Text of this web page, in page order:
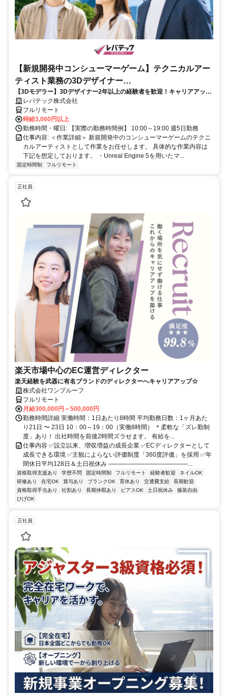
【新規開発中コンシューマーゲーム】テクニカルアー
ティスト業務の3Dデザイナー
_LTCR547867_CP_CRG
【3Dモデラー】3Dデザイナー2年以上の経験者を歓迎！キャリアアップ
を目指したい方も大歓迎♪
レバテック株式会社
フルリモート
時給3,060円以上
勤務時間・曜日: 【実際の勤務時間例】 10:00～19:00 週5日勤務
仕事内容: ＜作業詳細＞ 新規開発中のコンシューマーゲームのテクニ
カルアーティストとして作業をお任せします。 具体的な作業内容は
下記を想定しております。 ・Unreal Engine 5を用いたマ...
固定時間制 フルリモート
正社員
楽天市場中心のEC運営ディレクター
楽天経験を武器に有名ブランドのディレクターへキャリアアップ☆
株式会社ワンプルーフ
フルリモート
月給300,000円～500,000円
勤務時間詳細 実働時間：1日あたり8時間 平均勤務日数：1ヶ月あた
り21日 〜 23日 10：00～19：00（実働8時間） ＊柔軟な「ズレ勤制
度」あり！ 出社時間を前後2時間ズラせます。 有給を...
仕事内容 ✅設立以来、増収増益の成長企業 ✅ECディレクターとして
成長できる環境 ✅主観によらない評価制度「360度評価」を採用 ✅年
間休日平均128日＆土日祝休み ―――――――――――――...
資格取得支援あり 学歴不問 固定時間制 フルリモート 経験者歓迎
ネイルOK
研修あり
在宅OK 賞与あり ブランクOK 育休あり 交通費支給
長期歓迎
資格取得手当あり
社割あり 長期休暇あり ピアスOK 土日祝休み
服装自由
ひげOK
正社員